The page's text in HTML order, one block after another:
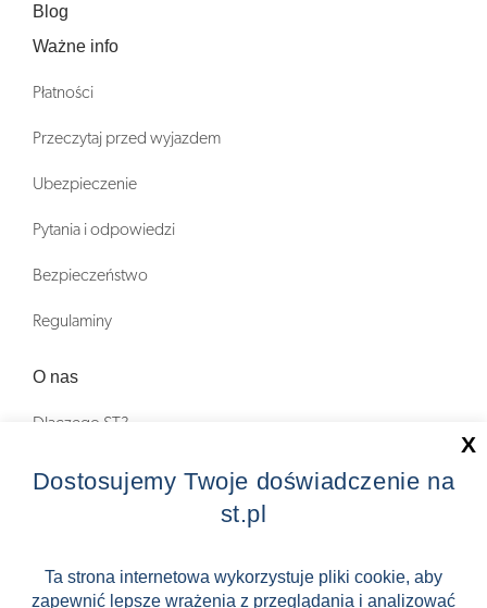
Blog
Ważne info
Płatności
Przeczytaj przed wyjazdem
Ubezpieczenie
Pytania i odpowiedzi
Bezpieczeństwo
Regulaminy
O nas
Dlaczego ST?
Zostań Pilotem wycieczek!
Zniżki
Dostosujemy Twoje doświadczenie na
st.pl
Ta strona internetowa wykorzystuje pliki cookie, aby
zapewnić lepsze wrażenia z przeglądania i analizować
X